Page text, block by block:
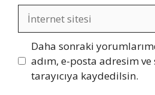
İnternet
sitesi
Daha sonraki
adım, e-posta adresim
tarayıcıya kaydedilsin.